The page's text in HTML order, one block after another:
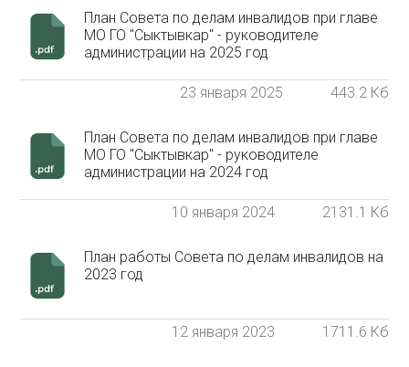
План Совета по делам инвалидов при главе
МО ГО "Сыктывкар" - руководителе
администрации на 2025 год
23 января 2025 443.2 Кб
План Совета по делам инвалидов при главе
МО ГО "Сыктывкар" - руководителе
администрации на 2024 год
10 января 2024 2131.1 Кб
План работы Совета по делам инвалидов на
2023 год
12 января 2023 1711.6 Кб